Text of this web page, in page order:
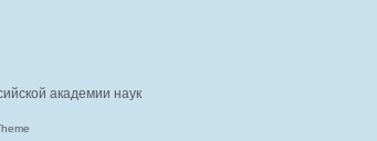
академии наук